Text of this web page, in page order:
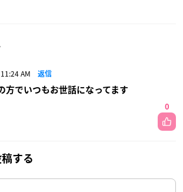
AM 返信
方でいつもお世話になってます
0
する